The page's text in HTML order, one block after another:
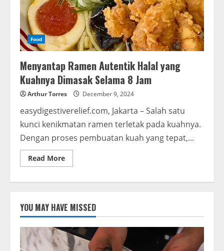
Food
Menyantap Ramen Autentik Halal yang
Kuahnya Dimasak Selama 8 Jam
Arthur Torres December 9, 2024
easydigestiverelief.com, Jakarta – Salah satu
kunci kenikmatan ramen terletak pada kuahnya.
Dengan proses pembuatan kuah yang tepat,...
Read More
YOU MAY HAVE MISSED